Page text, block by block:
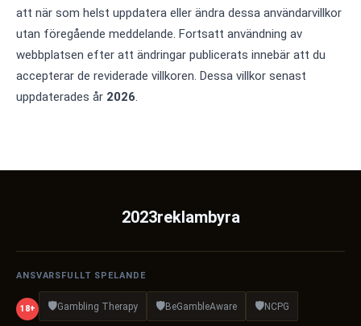
att när som helst uppdatera eller ändra dessa användarvillkor
utan föregående meddelande. Fortsatt användning av
webbplatsen efter att ändringar publicerats innebär att du
accepterar de reviderade villkoren. Dessa villkor senast
uppdaterades år 2026.
2023reklambyra
ANSVARSFULLT SPELANDE
18+ 🛡️Gambling Therapy 🛡️BeGambleAware 🛡️NCPG